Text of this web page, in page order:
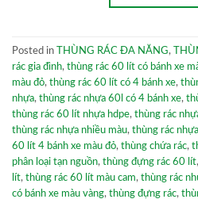
Posted in THÙNG RÁC ĐA NĂNG,
rác gia đình, thùng rác 60 lít có bánh xe
màu đỏ, thùng rác 60 lít có 4 bánh xe,
nhựa, thùng rác nhựa 60l có 4 bánh xe,
thùng rác 60 lít nhựa hdpe, thùng rác
thùng rác nhựa nhiều màu, thùng rác
60 lít 4 bánh xe màu đỏ, thùng chứa rác,
phân loại tạn nguồn, thùng đựng rác 60 lít,
lít, thùng rác 60 lít màu cam, thùng rác
có bánh xe màu vàng, thùng đựng rác,